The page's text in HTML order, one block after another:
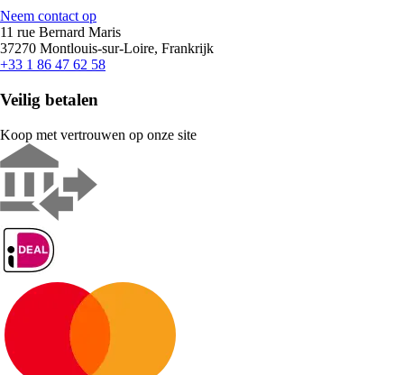
Neem contact op
11 rue Bernard Maris
37270 Montlouis-sur-Loire, Frankrijk
+33 1 86 47 62 58
Veilig betalen
Koop met vertrouwen op onze site